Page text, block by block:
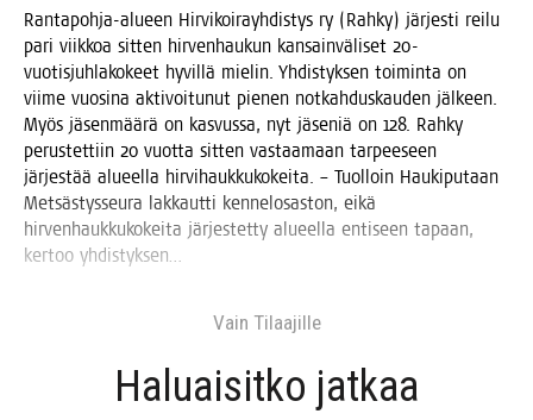
Ran­ta­poh­ja-alu­een Hir­vi­koi­rayh­dis­tys ry (Rah­ky) jär­jes­ti rei­lu
pari viik­koa sit­ten hir­ven­hau­kun kan­sain­vä­li­set 20-
vuo­tis­juh­la­ko­keet hyvil­lä mie­lin. Yhdis­tyk­sen toi­min­ta on
vii­me vuo­si­na akti­voi­tu­nut pie­nen not­kah­dus­kau­den jäl­keen.
Myös jäsen­mää­rä on kas­vus­sa, nyt jäse­niä on 128. Rah­ky
perus­tet­tiin 20 vuot­ta sit­ten vas­taa­maan tar­pee­seen
jär­jes­tää alu­eel­la hir­vi­hauk­ku­ko­kei­ta. – Tuol­loin Hau­ki­pu­taan
Met­säs­tys­seu­ra lak­kaut­ti ken­ne­lo­sas­ton, eikä
hir­ven­hauk­ku­ko­kei­ta jär­jes­tet­ty alu­eel­la enti­seen tapaan,
ker­too yhdistyksen…
Vain Tilaa­jil­le
Haluai­sit­ko jat­kaa